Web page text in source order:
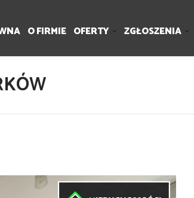
O FIRMIE OFERTY ZGŁOSZENIA